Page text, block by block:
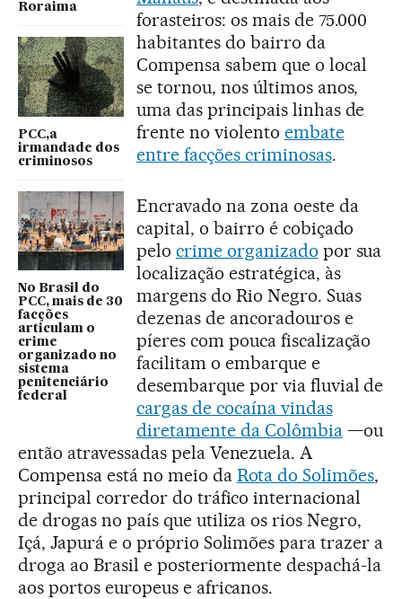
Roraima
PCC,a
irmandade dos
criminosos
No Brasil do
PCC, mais de 30
facções
articulam o
crime
organizado no
sistema
penitenciário
federal
forasteiros: os mais de 75.000
habitantes do bairro da
Compensa sabem que o local
se tornou, nos últimos anos,
uma das principais linhas de
frente no violento embate
entre facções criminosas.
Encravado na zona oeste da
capital, o bairro é cobiçado
pelo crime organizado por sua
localização estratégica, às
margens do Rio Negro. Suas
dezenas de ancoradouros e
píeres com pouca fiscalização
facilitam o embarque e
desembarque por via fluvial de
cargas de cocaína vindas
diretamente da Colômbia—ou
então atravessadas pela Venezuela. A
Compensa está no meio da Rota do Solimões,
principal corredor do tráfico internacional
de drogas no país que utiliza os rios Negro,
Içá, Japurá e o próprio Solimões para trazer a
droga ao Brasil e posteriormente despachá-la
aos portos europeus e africanos.